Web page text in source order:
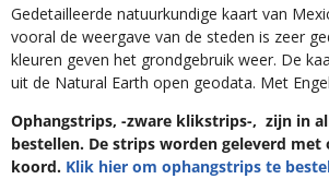
Gedetailleerde natuurkundige kaart van
vooral de weergave van de steden is zeer
kleuren geven het grondgebruik weer. De
uit de Natural Earth open geodata. Met
Ophangstrips, -zware klikstrips-, zijn in
bestellen. De strips worden geleverd met
koord. Klik hier om ophangstrips te